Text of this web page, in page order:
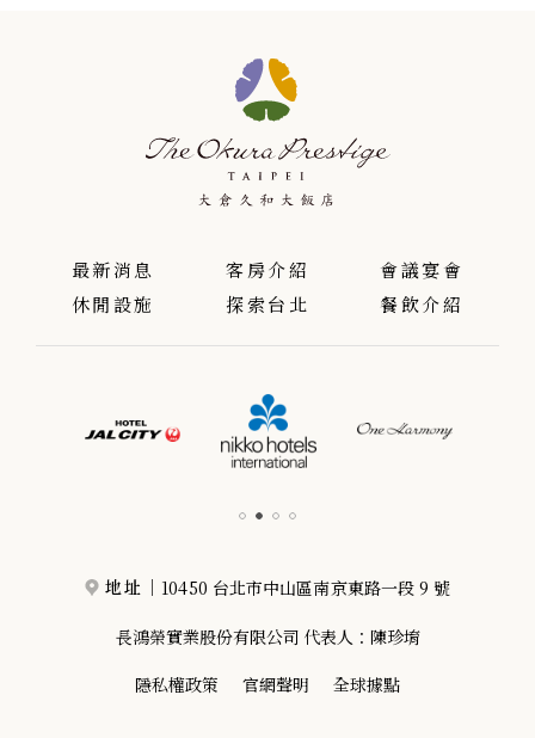
最新消息 客房介紹
會議宴會
休閒設施
探索台北 餐飲介紹
地址｜ 10450 台北市中山區南京東路一段 9 號
長鴻榮實業股份有限公司 代表人：陳珍堉
隱私權政策 官網聲明 全球據點